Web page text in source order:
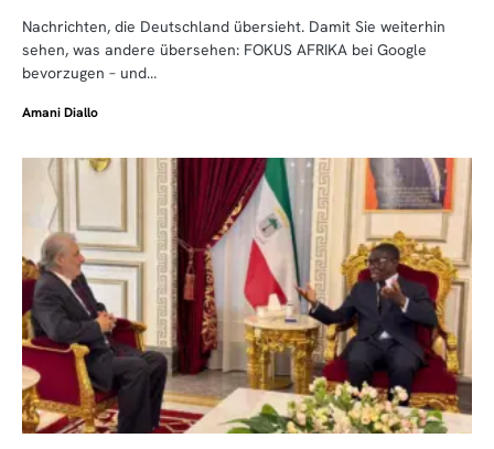
Nachrichten, die Deutschland übersieht. Damit Sie weiterhin
sehen, was andere übersehen: FOKUS AFRIKA bei Google
bevorzugen – und…
Amani Diallo